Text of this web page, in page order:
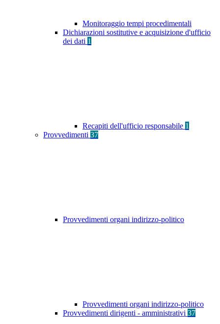
Monitoraggio tempi procedimentali
Dichiarazioni sostitutive e acquisizione d'ufficio
dei dati 1
Recapiti dell'ufficio responsabile 1
Provvedimenti 37
Provvedimenti organi indirizzo-politico
Provvedimenti organi indirizzo-politico
Provvedimenti dirigenti - amministrativi 37